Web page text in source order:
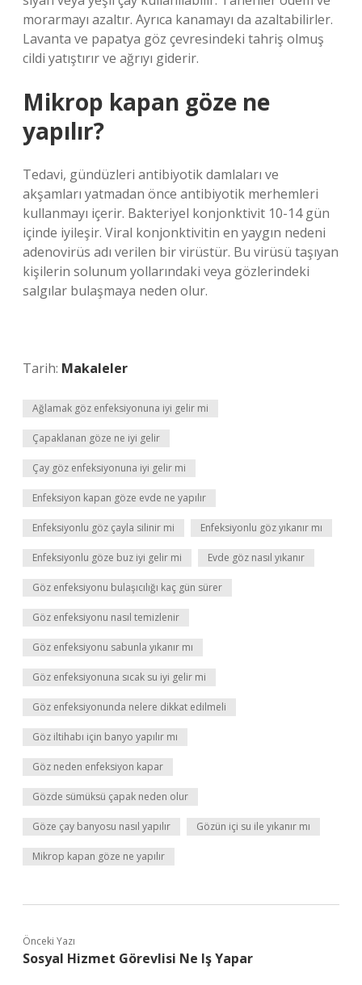
morarmayı azaltır. Ayrıca kanamayı da azaltabilirler.
Lavanta ve papatya göz çevresindeki tahriş olmuş
cildi yatıştırır ve ağrıyı giderir.
Mikrop kapan göze ne
yapılır?
Tedavi, gündüzleri antibiyotik damlaları ve
akşamları yatmadan önce antibiyotik merhemleri
kullanmayı içerir. Bakteriyel konjonktivit 10-14 gün
içinde iyileşir. Viral konjonktivitin en yaygın nedeni
adenovirüs adı verilen bir virüstür. Bu virüsü taşıyan
kişilerin solunum yollarındaki veya gözlerindeki
salgılar bulaşmaya neden olur.
Tarih: Makaleler
Ağlamak göz enfeksiyonuna iyi gelir mi
Çapaklanan göze ne iyi gelir
Çay göz enfeksiyonuna iyi gelir mi
Enfeksiyon kapan göze evde ne yapılır
Enfeksiyonlu göz çayla silinir mi Enfeksiyonlu göz yıkanır mı
Enfeksiyonlu göze buz iyi gelir mi Evde göz nasıl yıkanır
Göz enfeksiyonu bulaşıcılığı kaç gün sürer
Göz enfeksiyonu nasıl temizlenir
Göz enfeksiyonu sabunla yıkanır mı
Göz enfeksiyonuna sıcak su iyi gelir mi
Göz enfeksiyonunda nelere dikkat edilmeli
Göz iltihabı için banyo yapılır mı
Göz neden enfeksiyon kapar
Gözde sümüksü çapak neden olur
Göze çay banyosu nasıl yapılır Gözün içi su ile yıkanır mı
Mikrop kapan göze ne yapılır
Önceki Yazı
Sosyal Hizmet Görevlisi Ne Iş Yapar